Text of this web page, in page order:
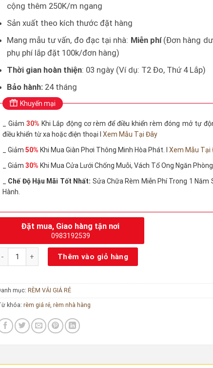
cộng thêm 250K/m ngang
Sản xuất theo kích thước đặt hàng
Mang mẫu tư vấn, đo đạc tại nhà: Miễn phí(Đơn hàng
phụ phí lắp đặt 100k/đơn hàng)
Thời gian hoàn thiện: 03 ngày (Ví dụ: T2 Đo, Thứ 4 Lắp)
Bảo hành: 24 tháng
Khuyến mại
_ Giảm30% Khi Lắp động cơ rèm để điều khiển rèm đóng mở tự
điều khiển từ xa hoặc điện thoại I Xem Mẫu Tại Đây
_ Giảm 50% Khi Mua Giàn Phơi Thông Minh Hòa Phát. I Xem Mẫu Tại
_ Giảm 30% Khi Mua Cửa Lưới Chống Muỗi, Vách Tổ Ong Ngăn Phòng
Chế Độ Hậu Mãi Tốt Nhất: Sửa Chữa Rèm Miễn Phí Trong 1 Năm
Hành.
Đặt mua, Giao hàng tận nơi
0983192539
Rèm vải cửa sổ phòng ngủ chung cư đẹp số lượng
Thêm vào giỏ hàng
mục: RÈM VẢI GIÁ RẺ
khóa: rèm giá rẻ, rèm nhà hàng